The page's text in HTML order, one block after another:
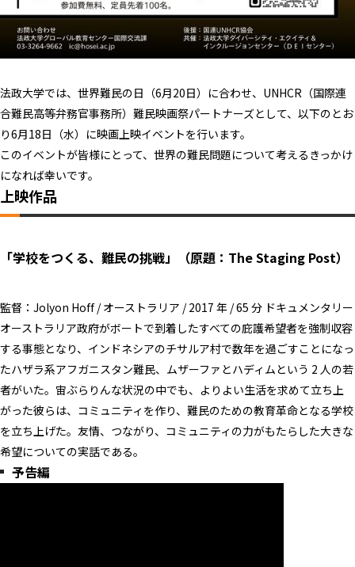
法政大学では、世界難民の日（6月20日）に合わせ、UNHCR（国際連
合難民高等弁務官事務所）難民映画祭パートナーズとして、以下のとお
り6月18日（水）に映画上映イベントを行います。
このイベントが皆様にとって、世界の難民問題について考えるきっかけ
になれば幸いです。
上映作品
「学校をつくる、難民の挑戦」 （原題：The Staging Post）
監督：Jolyon Hoff / オーストラリア / 2017 年 / 65 分 ドキュメンタリー
オーストラリア政府がボートで到着したすべての庇護希望者を強制収容
する事態となり、インドネシアのチサルア村で数年を過ごすことになっ
たハザラ系アフガニスタン難民、ムザーファとハディムという 2 人の若
者がいた。宙ぶらりんな状況の中でも、よりよい生活を求めて立ち上
がった彼らは、コミュニティを作り、難民のための教育革命となる学校
を立ち上げた。友情、つながり、コミュニティの力がもたらした大きな
希望についての実話である。
予告編